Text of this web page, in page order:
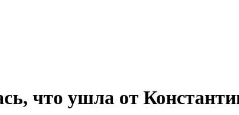
что ушла от